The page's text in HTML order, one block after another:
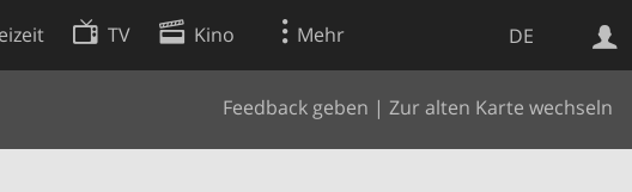
DE
TV Kino Mehr
Feedback geben | Zur alten Karte wechseln
Websuche